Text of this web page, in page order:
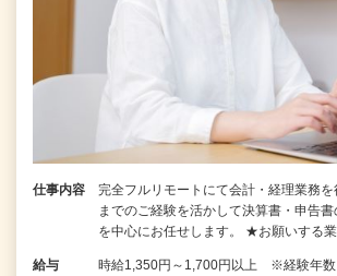
仕事内容
完全フルリモートにて会計・経理業務
までのご経験を活かして決算書・申告
を中⼼にお任せします。 ★お願いする
給与
時給1,350円～1,700円以上 ※経験年数